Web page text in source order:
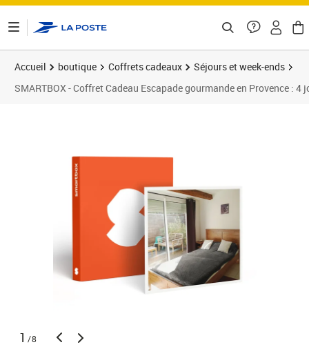
Accueil boutique Coffrets cadeaux
Séjours et week-ends
SMARTBOX - Coffret Cadeau Escapade gourmande en Provence :
1 /8